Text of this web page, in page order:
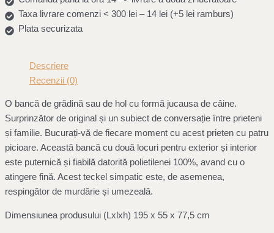
Taxa livrare comenzi < 300 lei – 14 lei (+5 lei ramburs)
Plata securizata
Descriere
Recenzii (0)
O bancă de grădină sau de hol cu formă jucausa de câine.
Surprinzător de original și un subiect de conversație între prieteni
și familie. Bucurați-vă de fiecare moment cu acest prieten cu patru
picioare. Această bancă cu două locuri pentru exterior și interior
este puternică și fiabilă datorită polietilenei 100%, avand cu o
atingere fină. Acest teckel simpatic este, de asemenea,
respingător de murdărie și umezeală.
Dimensiunea produsului (Lxlxh) 195 x 55 x 77,5 cm